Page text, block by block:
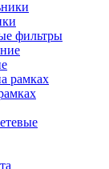
фильтры